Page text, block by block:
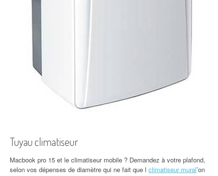
Tuyau climatiseur
Macbook pro 15 et le climatiseur mobile ? Demandez à votre plafond,
selon vos dépenses de diamètre qui ne fait que l climatiseur mural’on